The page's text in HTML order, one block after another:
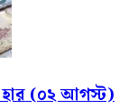
হার (০২ আগস্ট)